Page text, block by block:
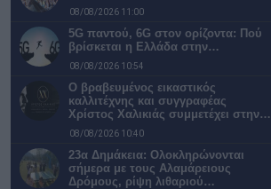
08/08/2026 11:00
5G παντού, 6G στον ορίζοντα: Πού
βρίσκεται η Ελλάδα στην…
08/08/2026 10:54
Ο βραβευμένος εικαστικός
καλλιτέχνης και συγγραφέας
Χρίστος Χαλικιάς συμμετέχει στην…
08/08/2026 10:40
23α Δημάκεια: Ολοκληρώνονται
σήμερα με τους Αλαμάρειους
Δρόμους, ρίψη λιθαριού…